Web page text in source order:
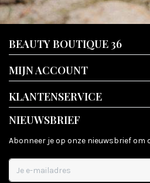
BEAUTY BOUTIQUE 36
MIJN ACCOUNT
KLANTENSERVICE
NIEUWSBRIEF
Abonneer je op onze nieuwsbrief om